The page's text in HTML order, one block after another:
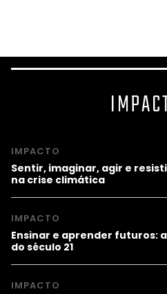
IMPACTO
Sentir, imaginar, agir e
na crise climática
IMPACTO
Ensinar e aprender futuros:
do século 21
IMPACTO